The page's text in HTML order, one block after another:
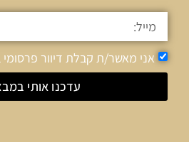
אני מאשר/ת קבלת דיוור פרסומי
עדכנו אותי